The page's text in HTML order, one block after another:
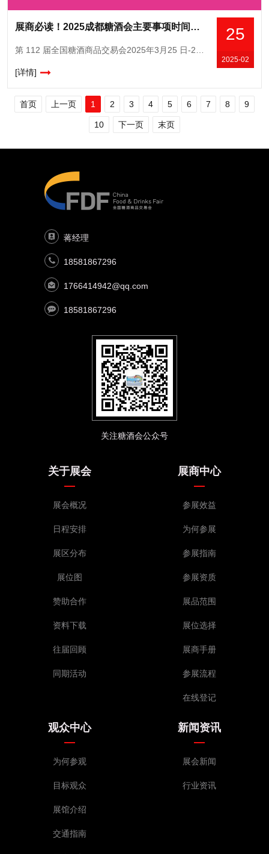
25
2025-02
展商必读！2025成都糖酒会主要事项时间安排与指定主要服务商全解析
[详情]
首页 上一页 1 2 3 4 5 6 7 8 9
10 下一页 末页
蒋经理
18581867296
1766414942@qq.com
18581867296
关注糖酒会公众号
关于展会
展会概况
日程安排
展区分布
展位图
赞助合作
资料下载
往届回顾
同期活动
展商中心
参展效益
为何参展
参展指南
参展资质
展品范围
展位选择
展商手册
参展流程
在线登记
观众中心
为何参观
目标观众
展馆介绍
交通指南
新闻资讯
展会新闻
行业资讯